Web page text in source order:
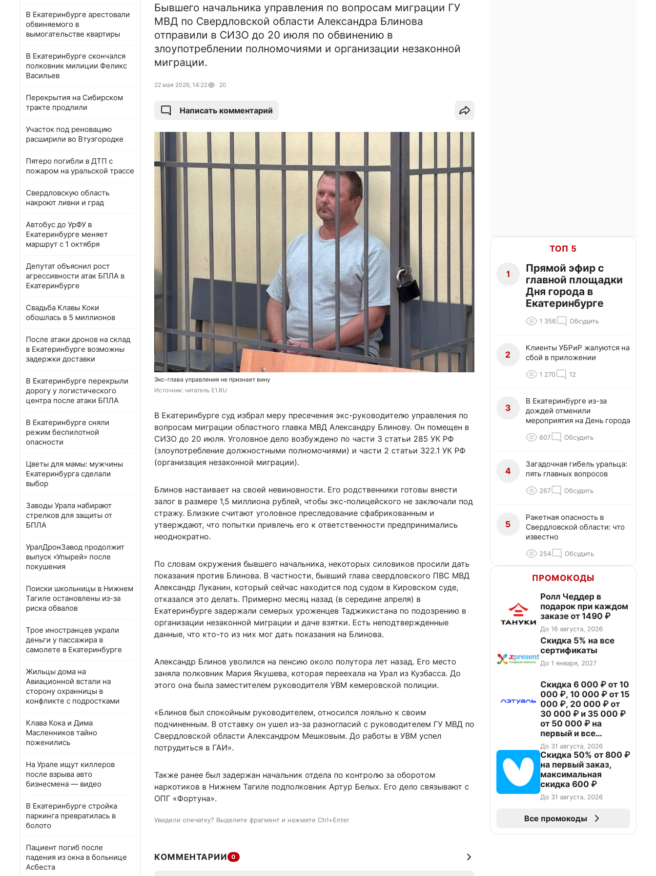
В Екатеринбурге арестовали
обвиняемого в
вымогательстве квартиры
В Екатеринбурге скончался
полковник милиции Феликс
Васильев
Перекрытия на Сибирском
тракте продлили
Участок под реновацию
расширили во Втузгородке
Пятеро погибли в ДТП с
пожаром на уральской трассе
Свердловскую область
накроют ливни и град
Автобус до УрФУ в
Екатеринбурге меняет
маршрут с 1 октября
Депутат объяснил рост
агрессивности атак БПЛА в
Екатеринбурге
Свадьба Клавы Коки
обошлась в 5 миллионов
После атаки дронов на склад
в Екатеринбурге возможны
задержки доставки
В Екатеринбурге перекрыли
дорогу у логистического
центра после атаки БПЛА
В Екатеринбурге сняли
режим беспилотной
опасности
Цветы для мамы: мужчины
Екатеринбурга сделали
выбор
Заводы Урала набирают
стрелков для защиты от
БПЛА
УралДронЗавод продолжит
выпуск «Упырей» после
покушения
Поиски школьницы в Нижнем
Тагиле остановлены из-за
риска обвалов
Трое иностранцев украли
деньги у пассажира в
самолете в Екатеринбурге
Жильцы дома на
Авиационной встали на
сторону охранницы в
конфликте с подростками
Клава Кока и Дима
Масленников тайно
поженились
На Урале ищут киллеров
после взрыва авто
бизнесмена — видео
В Екатеринбурге стройка
паркинга превратилась в
болото
Пациент погиб после
падения из окна в больнице
Асбеста
Бывшего начальника управления по вопросам миграции ГУ
МВД по Свердловской области Александра Блинова
отправили в СИЗО до 20 июля по обвинению в
злоупотреблении полномочиями и организации незаконной
миграции.
22 мая 2026, 14:22 20
Написать комментарий
Экс-глава управления не признает вину
Источник: читатель Е1.RU
В Екатеринбурге суд избрал меру пресечения экс-руководителю управления по
вопросам миграции областного главка МВД Александру Блинову. Он помещен в
СИЗО до 20 июля. Уголовное дело возбуждено по части 3 статьи 285 УК РФ
(злоупотребление должностными полномочиями) и части 2 статьи 322.1 УК РФ
(организация незаконной миграции).
Блинов настаивает на своей невиновности. Его родственники готовы внести
залог в размере 1,5 миллиона рублей, чтобы экс-полицейского не заключали под
стражу. Близкие считают уголовное преследование сфабрикованным и
утверждают, что попытки привлечь его к ответственности предпринимались
неоднократно.
По словам окружения бывшего начальника, некоторых силовиков просили дать
показания против Блинова. В частности, бывший глава свердловского ПВС МВД
Александр Луканин, который сейчас находится под судом в Кировском суде,
отказался это делать. Примерно месяц назад (в середине апреля) в
Екатеринбурге задержали семерых уроженцев Таджикистана по подозрению в
организации незаконной миграции и даче взятки. Есть неподтвержденные
данные, что кто-то из них мог дать показания на Блинова.
Александр Блинов уволился на пенсию около полутора лет назад. Его место
заняла полковник Мария Якушева, которая переехала на Урал из Кузбасса. До
этого она была заместителем руководителя УВМ кемеровской полиции.
«Блинов был спокойным руководителем, относился лояльно к своим
подчиненным. В отставку он ушел из-за разногласий с руководителем ГУ МВД по
Свердловской области Александром Мешковым. До работы в УВМ успел
потрудиться в ГАИ».
Также ранее был задержан начальник отдела по контролю за оборотом
наркотиков в Нижнем Тагиле подполковник Артур Белых. Его дело связывают с
ОПГ «Фортуна».
Увидели опечатку? Выделите фрагмент и нажмите Ctrl+Enter
КОММЕНТАРИИ 0
ТОП 5
1
Прямой эфир с
главной площадки
Дня города в
Екатеринбурге
1 356 Обсудить
2
Клиенты УБРиР жалуются на
сбой в приложении
1 270 12
3
В Екатеринбурге из-за
дождей отменили
мероприятия на День города
607 Обсудить
4
Загадочная гибель уральца:
пять главных вопросов
267 Обсудить
5
Ракетная опасность в
Свердловской области: что
известно
254 Обсудить
ПРОМОКОДЫ
Ролл Чеддер в
подарок при каждом
заказе от 1490 ₽
До 16 августа, 2026
Скидка 5% на все
сертификаты
До 1 января, 2027
Скидка 6 000 ₽ от 10
000 ₽, 10 000 ₽ от 15
000 ₽, 20 000 ₽ от
30 000 ₽ и 35 000 ₽
от 50 000 ₽ на
первый и все
повторные заказы по
промокоду НАБЕРИ
До 31 августа, 2026
Скидка 50% от 800 ₽
на первый заказ,
максимальная
скидка 600 ₽
До 31 августа, 2026
Все промокоды